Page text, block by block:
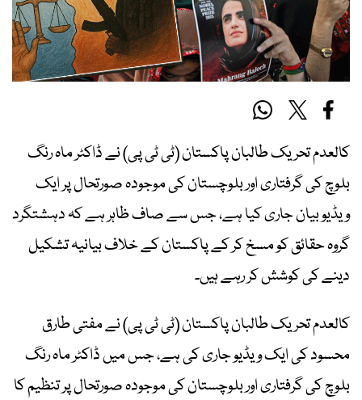
کالعدم تحریک طالبان پاکستان (ٹی ٹی پی) نے ڈاکٹر ماہ رنگ
بلوچ کی گرفتاری اور بلوچستان کی موجودہ صورتحال پر ایک
ویڈیو بیان جاری کیا ہے، جس سے صاف ظاہر ہے کہ دہشتگرد
گروہ حقائق کو مسخ کر کے پاکستان کے خلاف بیانیہ تشکیل
دینے کی کوشش کر رہے ہیں۔
کالعدم تحریک طالبان پاکستان (ٹی ٹی پی) نے مفتی طارق
محسود کی ایک ویڈیو جاری کی ہے، جس میں ڈاکٹر ماہ رنگ
بلوچ کی گرفتاری اور بلوچستان کی موجودہ صورتحال پر تنظیم کا